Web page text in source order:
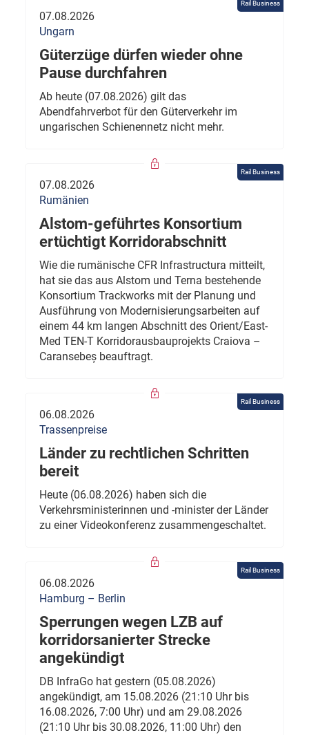
Rail Business
07.08.2026
Ungarn
Güterzüge dürfen wieder ohne
Pause durchfahren
Ab heute (07.08.2026) gilt das
Abendfahrverbot für den Güterverkehr im
ungarischen Schienennetz nicht mehr.
Rail Business
07.08.2026
Rumänien
Alstom-geführtes Konsortium
ertüchtigt Korridorabschnitt
Wie die rumänische CFR Infrastructura mitteilt,
hat sie das aus Alstom und Terna bestehende
Konsortium Trackworks mit der Planung und
Ausführung von Modernisierungsarbeiten auf
einem 44 km langen Abschnitt des Orient/East-
Med TEN-T Korridorausbauprojekts Craiova –
Caransebeș beauftragt.
Rail Business
06.08.2026
Trassenpreise
Länder zu rechtlichen Schritten
bereit
Heute (06.08.2026) haben sich die
Verkehrsministerinnen und -minister der Länder
zu einer Videokonferenz zusammengeschaltet.
Rail Business
06.08.2026
Hamburg – Berlin
Sperrungen wegen LZB auf
korridorsanierter Strecke
angekündigt
DB InfraGo hat gestern (05.08.2026)
angekündigt, am 15.08.2026 (21:10 Uhr bis
16.08.2026, 7:00 Uhr) und am 29.08.2026
(21:10 Uhr bis 30.08.2026, 11:00 Uhr) den